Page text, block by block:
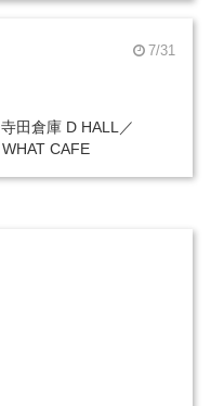
7/31
寺田倉庫 D HALL／
WHAT CAFE